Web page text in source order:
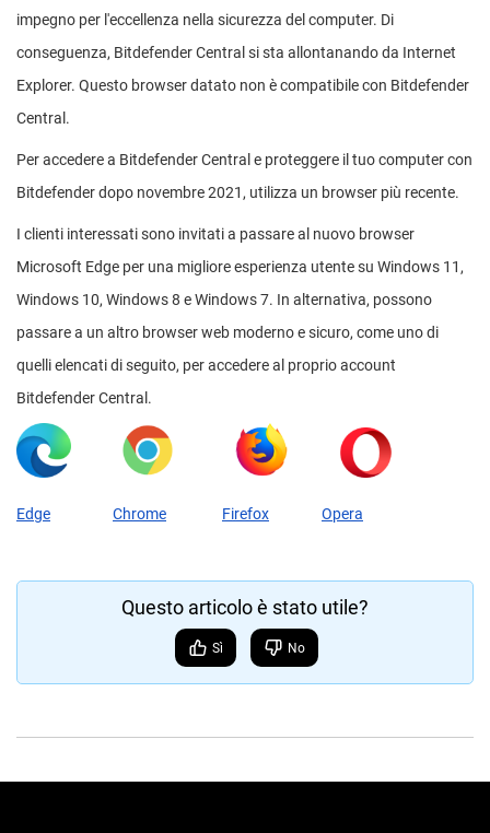
impegno per l'eccellenza nella sicurezza del computer. Di
conseguenza, Bitdefender Central si sta allontanando da Internet
Explorer. Questo browser datato non è compatibile con Bitdefender
Central.
Per accedere a Bitdefender Central e proteggere il tuo computer con
Bitdefender dopo novembre 2021, utilizza un browser più recente.
I clienti interessati sono invitati a passare al nuovo browser
Microsoft Edge per una migliore esperienza utente su Windows 11,
Windows 10, Windows 8 e Windows 7. In alternativa, possono
passare a un altro browser web moderno e sicuro, come uno di
quelli elencati di seguito, per accedere al proprio account
Bitdefender Central.
Edge Chrome Firefox Opera
Questo articolo è stato utile?
Sì No